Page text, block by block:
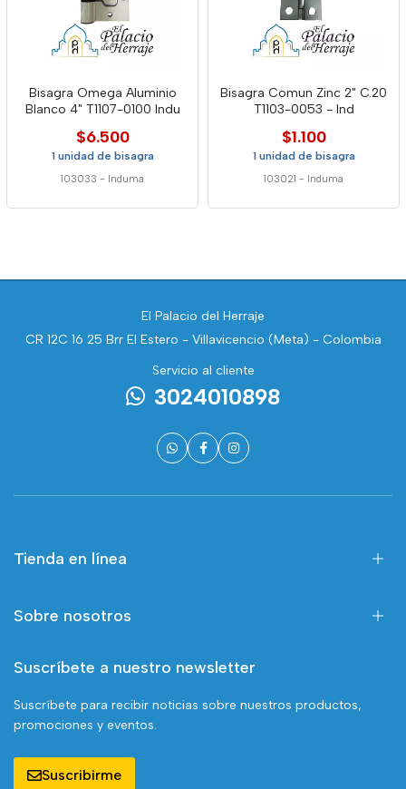
Bisagra Omega Aluminio
Blanco 4" T1107-0100 Indu
$6.500
1 unidad de bisagra
103033 - Induma
Bisagra Comun Zinc 2" C.20
T1103-0053 - Ind
$1.100
1 unidad de bisagra
103021 - Induma
El Palacio del Herraje
CR 12C 16 25 Brr El Estero - Villavicencio (Meta) - Colombia
Servicio al cliente
3024010898
Tienda en línea
Sobre nosotros
Suscríbete a nuestro newsletter
Suscríbete para recibir noticias sobre nuestros productos,
promociones y eventos.
Suscribirme